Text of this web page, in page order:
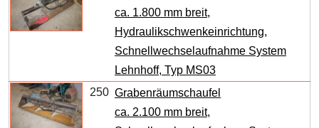
ca. 1.800 mm breit,
Hydraulikschwenkeinrichtung,
Schnellwechselaufnahme System
Lehnhoff, Typ MS03
250 Grabenräumschaufel
ca. 2.100 mm breit,